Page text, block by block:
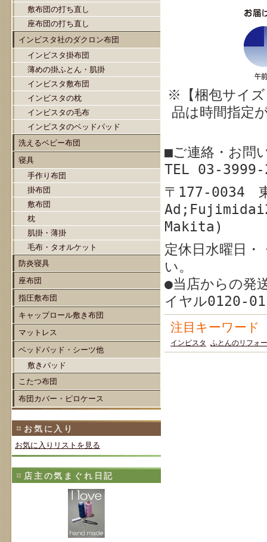
敷布団の打ち直し
座布団の打ち直し
インビスタ社のダクロン布団
インビスタ掛布団
薄めの掛ふとん・肌掛
インビスタ敷布団
インビスタの枕
インビスタの毛布
インビスタのベッドパッド
洗えるベビー布団
寝具
手作り布団
掛布団
敷布団
枕
肌掛・薄掛
毛布・タオルケット
防炎寝具
座布団
指圧敷布団
キャップロール敷き布団
マットレス
ベッドパッド・シーツ他
敷きパッド
こたつ布団
布団カバー・ピロケース
お気に入り
お気に入りリストを見る
店主の気まぐれ日記
※【梱包サイズ
品は時間指定
■ご連絡・お問
TEL 03-
〒177-0034
Makita)
定休日水曜日
い。
●当店からの発
イヤル0120-
注目キーワード
インビスタ ふとんのリフォ